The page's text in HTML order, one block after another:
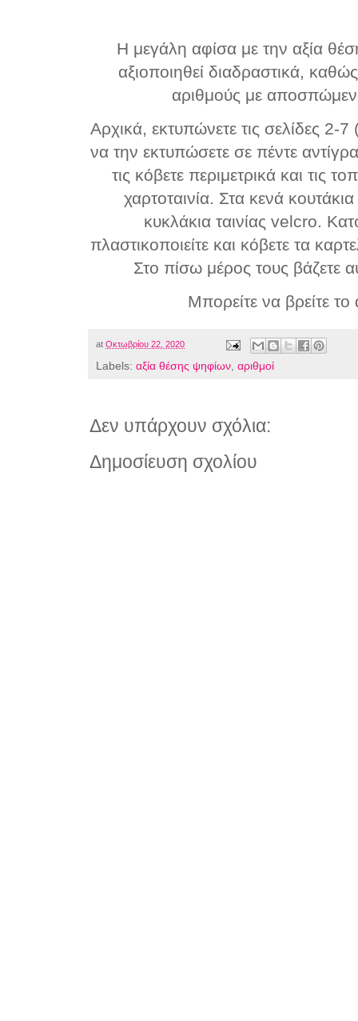
Η μεγάλη αφίσα με την αξία
αξιοποιηθεί διαδραστικά, καθώς
αριθμούς με
Αρχικά, εκτυπώνετε τις σελίδες 2-7
να την εκτυπώσετε σε πέντε
τις κόβετε περιμετρικά και τις
χαρτοταινία. Στα κενά
κυκλάκια ταινίας velcro.
πλαστικοποιείτε και κόβετε τα
Στο πίσω μέρος τους βάζετε
Μπορείτε να βρείτε το
at Οκτωβρίου 22, 2020
Labels: αξία θέσης ψηφίων αριθμοί
Δεν υπάρχουν σχόλια:
Δημοσίευση σχολίου